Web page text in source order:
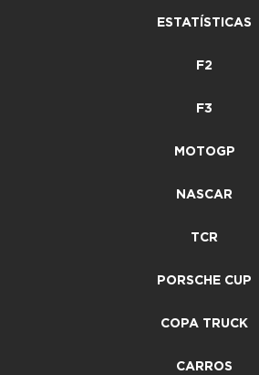
ESTATÍSTICAS
F2
F3
MOTOGP
NASCAR
TCR
PORSCHE CUP
COPA TRUCK
CARROS